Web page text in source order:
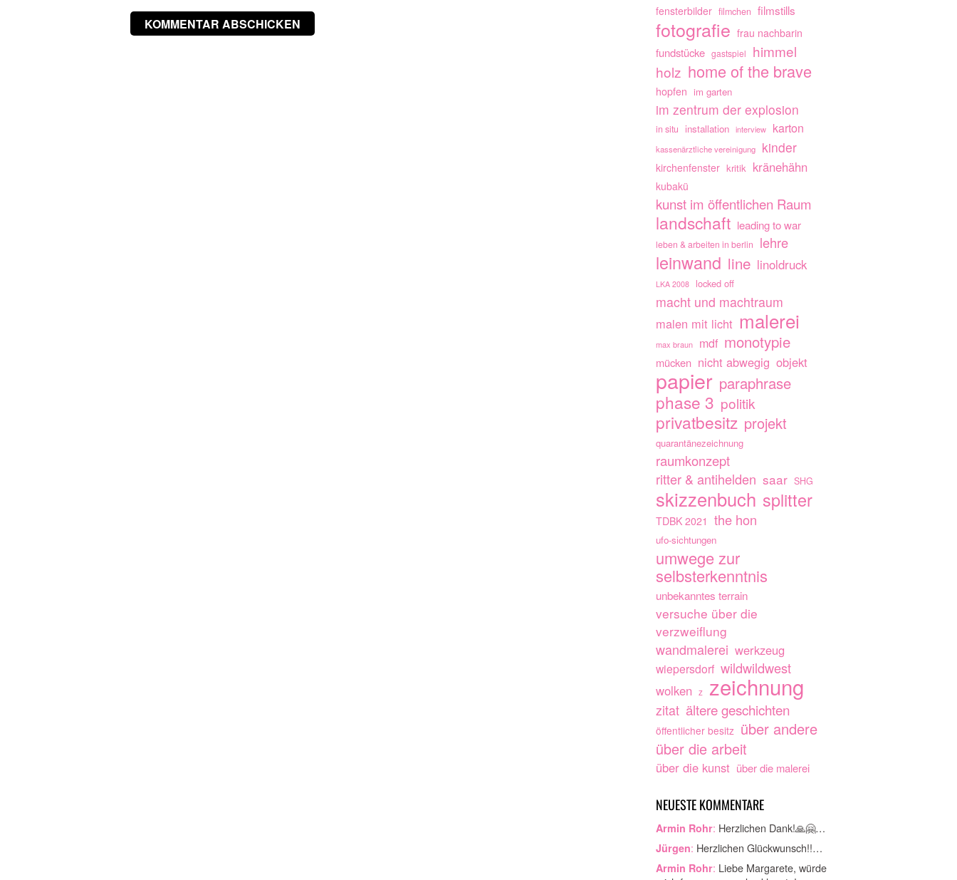
fensterbilder filmchen filmstills
fotografie frau nachbarin
fundstücke gastspiel
himmel
holz home of the brave
hopfen im garten
im zentrum der explosion
in situ installation interview karton
kassenärztliche vereinigung kinder
kirchenfenster kritik kränehähn
kubakü
kunst im öffentlichen Raum
landschaft leading to war
leben & arbeiten in berlin lehre
leinwand line linoldruck
LKA 2008 locked off
macht und machtraum
malen mit licht malerei
max braun mdf monotypie
mücken nicht abwegig objekt
papier paraphrase
phase 3 politik
privatbesitz projekt
quarantänezeichnung
raumkonzept
ritter & antihelden saar SHG
skizzenbuch splitter
TDBK 2021 the hon
ufo-sichtungen
umwege zur
selbsterkenntnis
unbekanntes terrain
versuche über die
verzweiflung
wandmalerei werkzeug
wiepersdorf wildwildwest
wolken z zeichnung
zitat ältere geschichten
öffentlicher besitz über andere
über die arbeit
über die kunst über die malerei
NEUESTE KOMMENTARE
Armin Rohr: Herzlichen Dank!🙏🤗…
Jürgen: Herzlichen Glückwunsch!!…
Armin Rohr: Liebe Margarete, würde